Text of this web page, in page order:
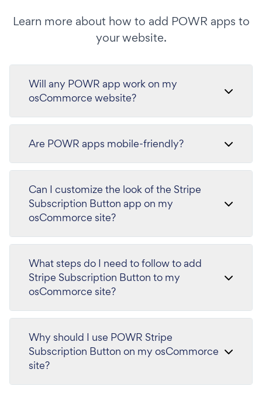
Learn more about how to add POWR apps to
your website.
Will any POWR app work on my
osCommorce website?
Are POWR apps mobile-friendly?
Can I customize the look of the Stripe
Subscription Button app on my
osCommorce site?
What steps do I need to follow to add
Stripe Subscription Button to my
osCommorce site?
Why should I use POWR Stripe
Subscription Button on my osCommorce
site?